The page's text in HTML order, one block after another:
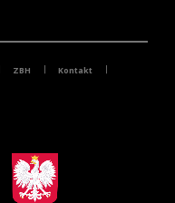
ZBH Kontakt